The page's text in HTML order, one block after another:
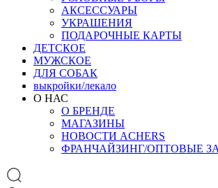
АКСЕССУАРЫ
УКРАШЕНИЯ
ПОДАРОЧНЫЕ КАРТЫ
ДЕТСКОЕ
МУЖСКОЕ
ДЛЯ СОБАК
выкройки/лекало
О НАС
О БРЕНДЕ
МАГАЗИНЫ
НОВОСТИ ACHERS
ФРАНЧАЙЗИНГ/ОПТОВЫЕ